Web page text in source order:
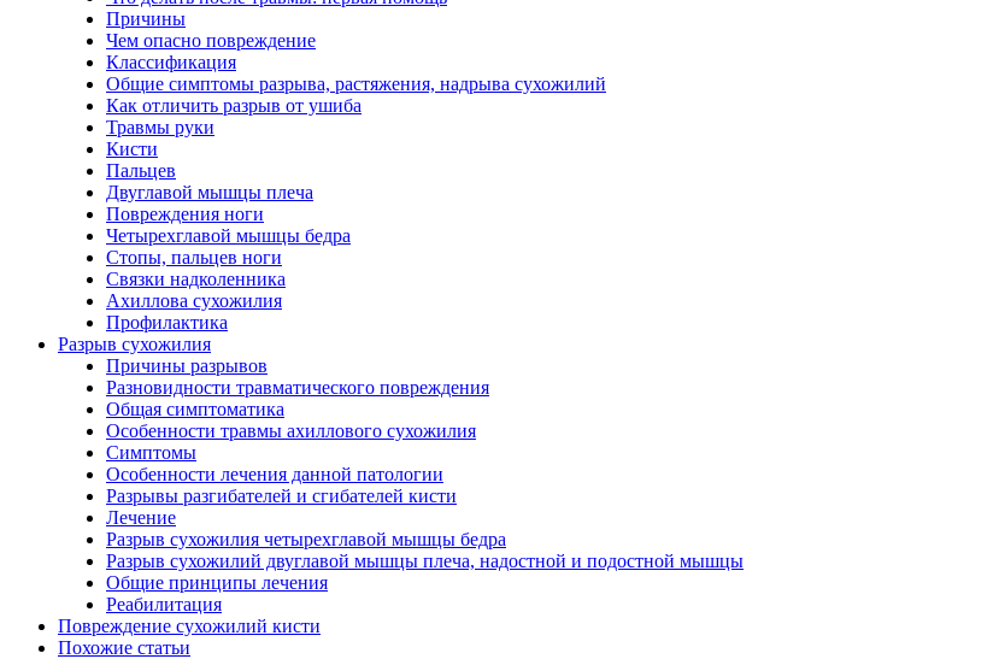
Причины
Чем опасно повреждение
Классификация
Общие симптомы разрыва, растяжения, надрыва сухожилий
Как отличить разрыв от ушиба
Травмы руки
Кисти
Пальцев
Двуглавой мышцы плеча
Повреждения ноги
Четырехглавой мышцы бедра
Стопы, пальцев ноги
Связки надколенника
Ахиллова сухожилия
Профилактика
Разрыв сухожилия
Причины разрывов
Разновидности травматического повреждения
Общая симптоматика
Особенности травмы ахиллового сухожилия
Симптомы
Особенности лечения данной патологии
Разрывы разгибателей и сгибателей кисти
Лечение
Разрыв сухожилия четырехглавой мышцы бедра
Разрыв сухожилий двуглавой мышцы плеча, надостной и подостной мышцы
Общие принципы лечения
Реабилитация
Повреждение сухожилий кисти
Похожие статьи